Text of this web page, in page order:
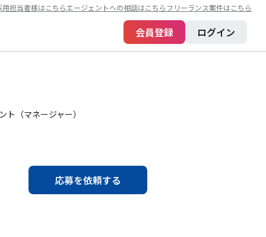
用担当者様はこちらエージェントへの相談はこちらフリーランス案件はこちら
会員登録 ログイン
（マネージャー）
応募を依頼する